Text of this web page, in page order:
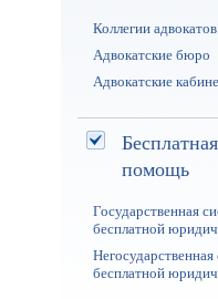
Коллегии адвокатов
Адвокатские бюро
Адвокатские
помощь
Государственная
бесплатной
Негосударственная
бесплатной